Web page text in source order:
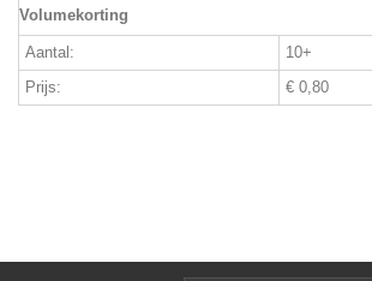
Volumekorting
Aantal:
10+
Prijs:
€ 0,80